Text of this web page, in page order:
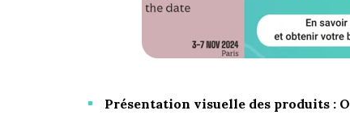
Présentation visuelle des produits :